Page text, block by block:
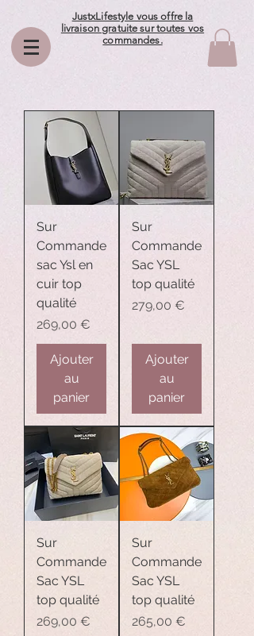
JustxLifestyle vous offre la
livraison gratuite sur toutes vos
commandes.
Sur
Commande
sac Ysl en
cuir top
qualité
Prix
269,00 €
Ajouter
au
panier
Sur
Commande
Sac YSL
top qualité
Prix
279,00 €
Ajouter
au
panier
Sur
Commande
Sac YSL
top qualité
Prix
269,00 €
Sur
Commande
Sac YSL
top qualité
Prix
265,00 €